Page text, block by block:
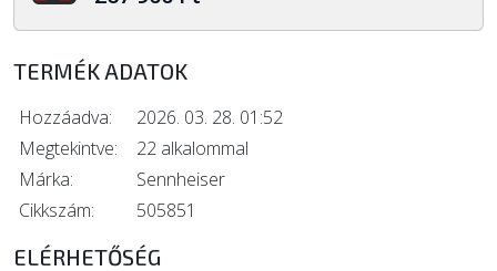
TERMÉK ADATOK
Hozzáadva:
2026. 03. 28. 01:52
Megtekintve:
22 alkalommal
Márka:
Sennheiser
Cikkszám:
505851
ELÉRHETŐSÉG